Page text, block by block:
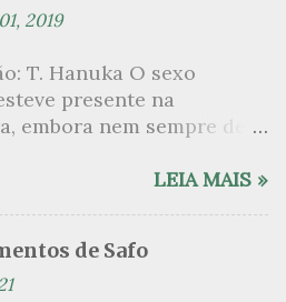
2019
T. Hanuka O sexo
presente na
embora nem sempre de
em sua própria
e findaram por revelar
intimidade o lado
LEIA MAIS »
de Safo